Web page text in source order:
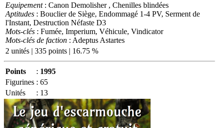
Equipement: Canon Demolisher , Chenilles blindées
Aptitudes : Bouclier de Siège, Endommagé 1-4 PV, Serment de
l'Instant, Destruction Néfaste D3
Mots-clés : Fumée, Imperium, Véhicule, Vindicator
Mots-clés de faction : Adeptus Astartes
2 unités | 335 points | 16.75 %
Points : 1995
Figurines : 65
Unités
: 13